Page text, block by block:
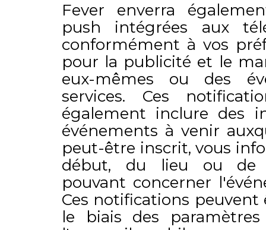
Fever enverra
push intégrées aux
conformément à vos
pour la publicité et le
eux-mêmes ou des
services. Ces
également inclure des
événements à venir
peut-être inscrit, vous
début, du lieu ou de
pouvant concerner
Ces notifications peuvent
le biais des